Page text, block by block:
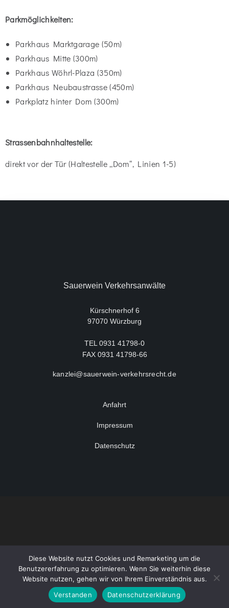
Parkmöglichkeiten:
Parkhaus Marktgarage (50m)
Parkhaus Mitte (300m)
Parkhaus Wöhrl-Plaza (350m)
Parkhaus Neubaustrasse (450m)
Parkplatz hinter Dom (300m)
Strassenbahnhaltestelle:
direkt vor der Tür (Haltestelle „Dom“, Linien 1-5)
Sauerwein Verkehrsanwälte
Kürschnerhof 6
97070 Würzburg
TEL 0931 41798-0
FAX 0931 41798-66
kanzlei@sauerwein-verkehrsrecht.de
Anfahrt
Impressum
Datenschutz
Copyright - WordPress Theme by OceanWP
Diese Website nutzt Cookies und Remarketing um die
Benutzererfahrung zu optimieren. Wenn Sie weiterhin diese
Website nutzen, gehen wir von Ihrem Einverständnis aus.
Verstanden
Datenschutzerklärung